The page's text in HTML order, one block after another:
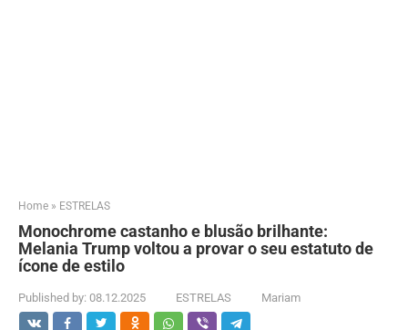
Home » ESTRELAS
Monochrome castanho e blusão brilhante:
Melania Trump voltou a provar o seu estatuto de
ícone de estilo
Published by: 08.12.2025 ESTRELAS Mariam